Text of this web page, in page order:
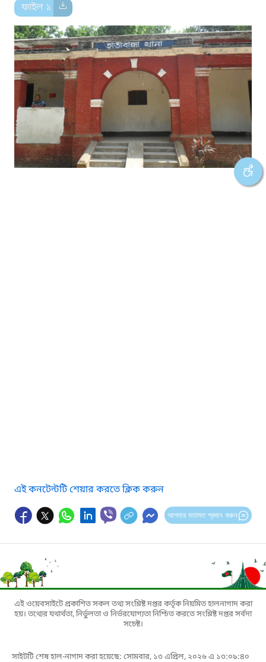
ফাইল ১
এই কনটেন্টটি শেয়ার করতে ক্লিক করুন
আপনার মতামত প্রদান করুন
এই ওয়েবসাইটে প্রকাশিত সকল তথ্য সংশ্লিষ্ট দপ্তর কর্তৃক নিয়মিত হালনাগাদ করা
হয়। তথ্যের যথার্থতা, নির্ভুলতা ও নির্ভরযোগ্যতা নিশ্চিত করতে সংশ্লিষ্ট দপ্তর সর্বদা
সচেষ্ট।
সাইটটি শেষ হাল-নাগাদ করা হয়েছে: সোমবার, ১৩ এপ্রিল, ২০২৬ এ ১৩:০৯:৪০